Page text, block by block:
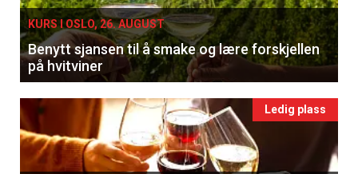
KURS I OSLO, 26. AUGUST
Benytt sjansen til å smake og lære forskjellen
på hvitviner
Ledig plass